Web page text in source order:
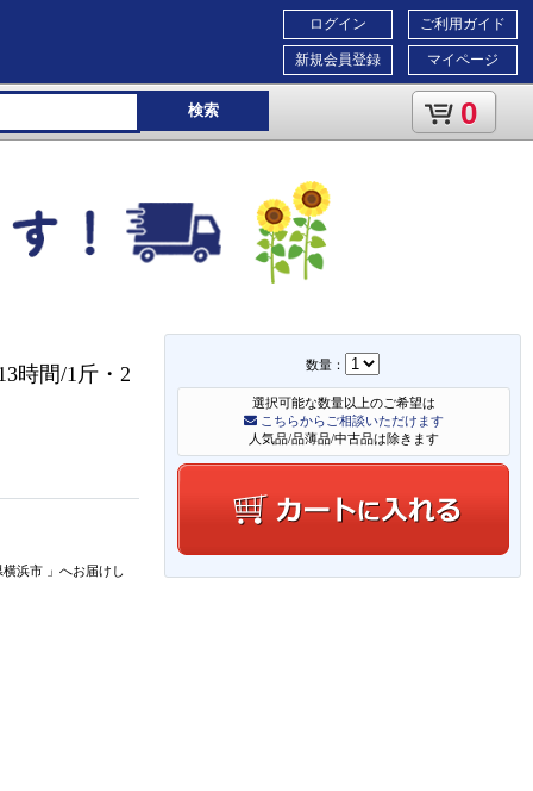
ご利用ガイド
マイページ
ログイン
新規会員登録
検索 0
数量：
選択可能な数量以上のご希望は
こちらからご相談いただけます
人気品/品薄品/中古品は除きます
時間/1斤・2
横浜市 」 へお届けし